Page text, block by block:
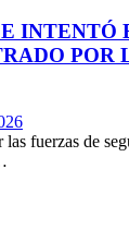
INTENTÓ
POR
fuerzas de